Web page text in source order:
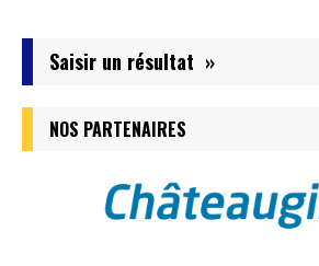
Saisir un résultat »
NOS PARTENAIRES